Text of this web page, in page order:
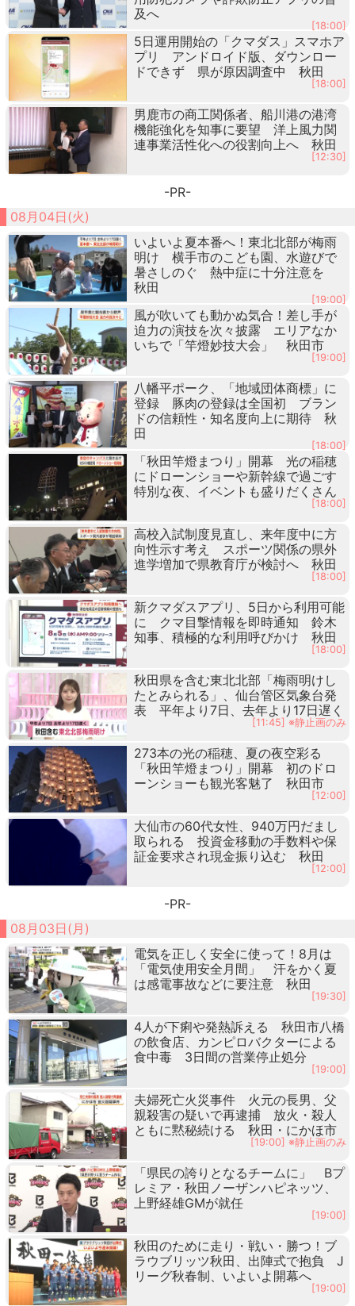
及へ
[18:00]
5日運用開始の「クマダス」スマホア
プリ アンドロイド版、ダウンロー
ドできず 県が原因調査中 秋田
[18:00]
男鹿市の商工関係者、船川港の港湾
機能強化を知事に要望 洋上風力関
連事業活性化への役割向上へ 秋田
[12:30]
-PR-
08月04日(火)
いよいよ夏本番へ！東北北部が梅雨
明け 横手市のこども園、水遊びで
暑さしのぐ 熱中症に十分注意を
秋田
[19:00]
風が吹いても動かぬ気合！差し手が
迫力の演技を次々披露 エリアなか
いちで「竿燈妙技大会」 秋田市
[19:00]
八幡平ポーク、「地域団体商標」に
登録 豚肉の登録は全国初 ブラン
ドの信頼性・知名度向上に期待 秋
田
[18:00]
「秋田竿燈まつり」開幕 光の稲穂
にドローンショーや新幹線で過ごす
特別な夜、イベントも盛りだくさん
[18:00]
高校入試制度見直し、来年度中に方
向性示す考え スポーツ関係の県外
進学増加で県教育庁が検討へ 秋田
[18:00]
新クマダスアプリ、5日から利用可能
に クマ目撃情報を即時通知 鈴木
知事、積極的な利用呼びかけ 秋田
[18:00]
秋田県を含む東北北部「梅雨明けし
たとみられる」、仙台管区気象台発
表 平年より7日、去年より17日遅く
[11:45] ※静止画のみ
273本の光の稲穂、夏の夜空彩る
「秋田竿燈まつり」開幕 初のドロ
ーンショーも観光客魅了 秋田市
[12:00]
大仙市の60代女性、940万円だまし
取られる 投資金移動の手数料や保
証金要求され現金振り込む 秋田
[12:00]
-PR-
08月03日(月)
電気を正しく安全に使って！8月は
「電気使用安全月間」 汗をかく夏
は感電事故などに要注意 秋田
[19:30]
4人が下痢や発熱訴える 秋田市八橋
の飲食店、カンピロバクターによる
食中毒 3日間の営業停止処分
[19:00]
夫婦死亡火災事件 火元の長男、父
親殺害の疑いで再逮捕 放火・殺人
ともに黙秘続ける 秋田・にかほ市
[19:00] ※静止画のみ
「県民の誇りとなるチームに」 Bプ
レミア・秋田ノーザンハピネッツ、
上野経雄GMが就任
[19:00]
秋田のために走り・戦い・勝つ！ブ
ラウブリッツ秋田、出陣式で抱負 J
リーグ秋春制、いよいよ開幕へ
[19:00]